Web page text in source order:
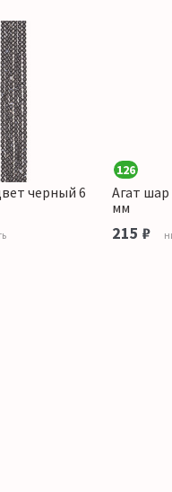
черный 6
126
Агат
мм
215 ₽